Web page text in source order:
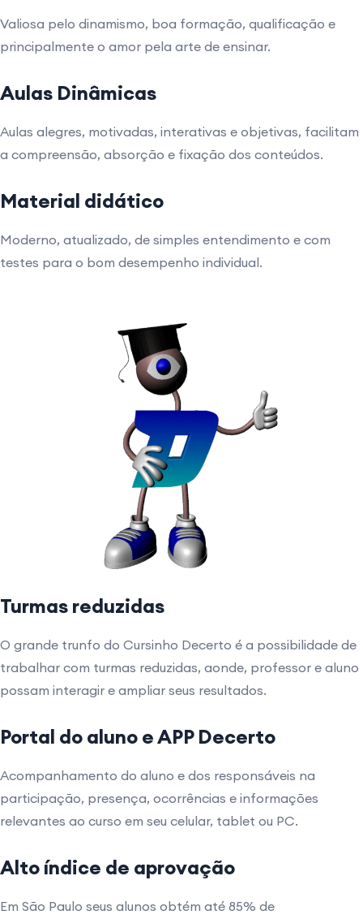
Valiosa pelo dinamismo, boa formação, qualificação e
principalmente o amor pela arte de ensinar.
Aulas Dinâmicas
Aulas alegres, motivadas, interativas e objetivas, facilitam
a compreensão, absorção e fixação dos conteúdos.
Material didático
Moderno, atualizado, de simples entendimento e com
testes para o bom desempenho individual.
Turmas reduzidas
O grande trunfo do Cursinho Decerto é a possibilidade de
trabalhar com turmas reduzidas, aonde, professor e aluno
possam interagir e ampliar seus resultados.
Portal do aluno e APP Decerto
Acompanhamento do aluno e dos responsáveis na
participação, presença, ocorrências e informações
relevantes ao curso em seu celular, tablet ou PC.
Alto índice de aprovação
Em São Paulo seus alunos obtém até 85% de